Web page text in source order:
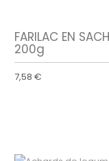
FARILAC EN
200g
7,58 €